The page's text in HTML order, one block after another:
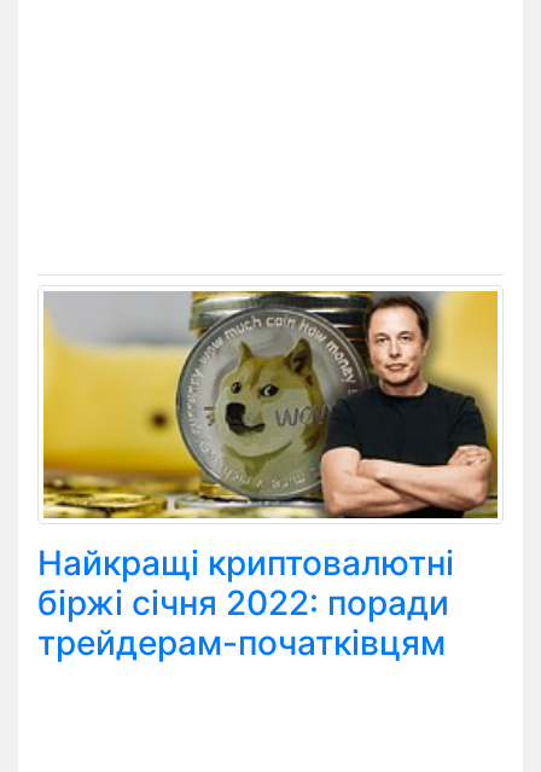
Найкращі криптовалютні
біржі січня 2022: поради
трейдерам-початківцям